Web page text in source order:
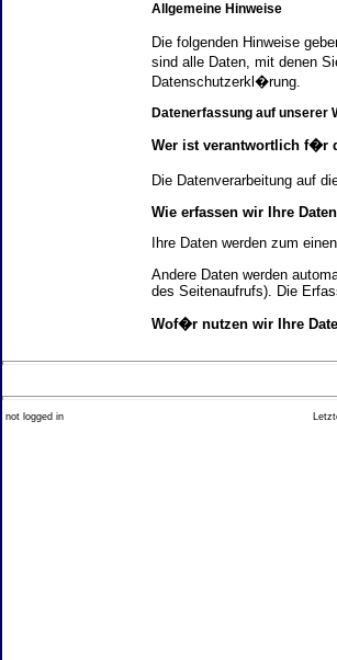
Allgemeine Hinweise
Die folgenden Hinweise
sind alle Daten, mit denen
Datenschutzerkl�rung.
Datenerfassung auf unserer
Wer ist verantwortlich f�r
Die Datenverarbeitung auf
Wie erfassen wir Ihre
Ihre Daten werden zum
Andere Daten werden
des Seitenaufrufs). Die
Wof�r nutzen wir Ihre
Ein Teil der Daten wird
Welche Rechte haben Sie
Sie haben jederzeit das
not logged in